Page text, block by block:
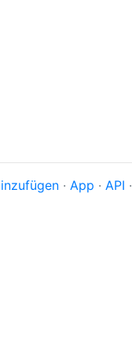
· App · API ·